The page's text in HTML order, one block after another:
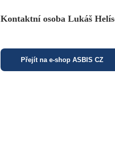
Kontaktní osoba Lukáš
Přejít na e-shop ASBIS CZ